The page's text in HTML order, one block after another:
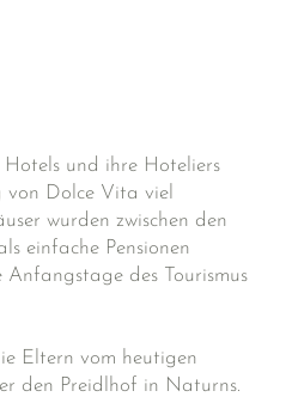
und ihre Hoteliers
von Dolce Vita viel
wurden zwischen den
einfache Pensionen
des Tourismus
Eltern vom heutigen
den Preidlhof in Naturns.